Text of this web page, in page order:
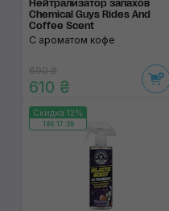
Нейтрализатор запа­хов
Chemical Guys Rides And
Coffee Scent
С ароматом кофе
690 ₴
610 ₴
Скидка 12%
186:17:38